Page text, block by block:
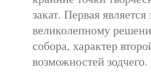
закат. Первая
великолепному
собора, характер
возможностей зодчего.